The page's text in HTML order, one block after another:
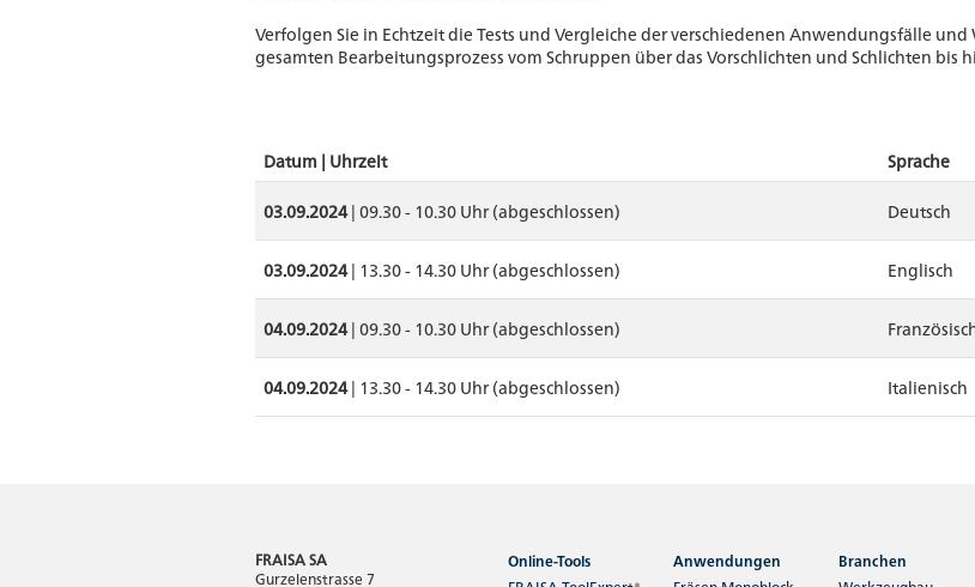
Verfolgen Sie in Echtzeit die Tests und Vergleiche der verschiedenen Anwendungsfälle
gesamten Bearbeitungsprozess vom Schruppen über das Vorschlichten und Schlichten bis
Datum | Uhrzeit Sprache
03.09.2024| 09.30 - 10.30 Uhr (abgeschlossen) Deutsch
03.09.2024| 13.30 - 14.30 Uhr (abgeschlossen) Englisch
04.09.2024| 09.30 - 10.30 Uhr (abgeschlossen)
04.09.2024| 13.30 - 14.30 Uhr (abgeschlossen) Italienisch
FRAISA SA
Gurzelenstrasse 7
Online-Tools
Anwendungen
Branchen